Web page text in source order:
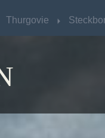
Thurgovie
Thurgovie